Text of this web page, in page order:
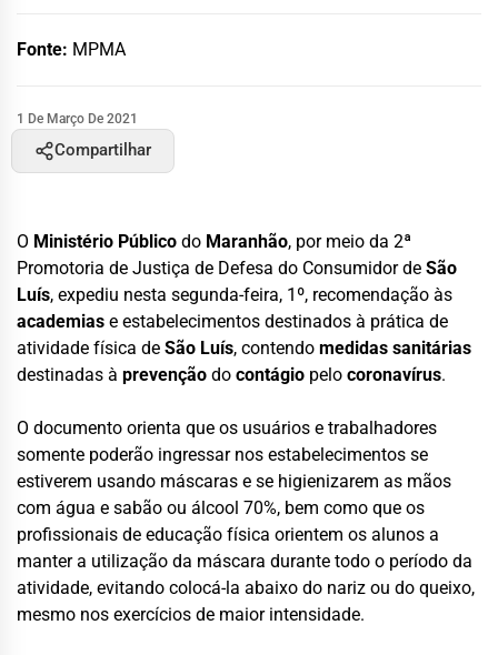
Fonte: MPMA
1 De Março De 2021
Compartilhar
O Ministério Público do Maranhão, por meio da 2ª
Promotoria de Justiça de Defesa do Consumidor de São
Luís, expediu nesta segunda-feira, 1º, recomendação às
academias e estabelecimentos destinados à prática de
atividade física de São Luís, contendo medidas sanitárias
destinadas à prevenção do contágio pelo coronavírus.
O documento orienta que os usuários e trabalhadores
somente poderão ingressar nos estabelecimentos se
estiverem usando máscaras e se higienizarem as mãos
com água e sabão ou álcool 70%, bem como que os
profissionais de educação física orientem os alunos a
manter a utilização da máscara durante todo o período da
atividade, evitando colocá-la abaixo do nariz ou do queixo,
mesmo nos exercícios de maior intensidade.